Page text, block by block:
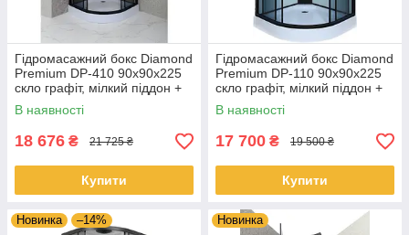
Гідромасажний бокс Diamond
Premium DP-410 90x90x225
скло графіт, мілкий піддон +
гідромасажна панель
В наявності
18 676 ₴ 21 725 ₴
Купити
Гідромасажний бокс Diamond
Premium DP-110 90x90x225
скло графіт, мілкий піддон +
гідромасажна панель
В наявності
17 700 ₴ 19 500 ₴
Купити
Новинка –14% Новинка